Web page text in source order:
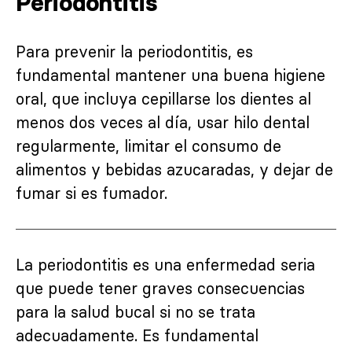
Para prevenir la periodontitis, es
fundamental mantener una buena higiene
oral, que incluya cepillarse los dientes al
menos dos veces al día, usar hilo dental
regularmente, limitar el consumo de
alimentos y bebidas azucaradas, y dejar de
fumar si es fumador.
La periodontitis es una enfermedad seria
que puede tener graves consecuencias
para la salud bucal si no se trata
adecuadamente. Es fundamental